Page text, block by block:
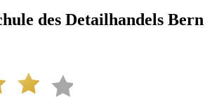
des Detailhandels Bern